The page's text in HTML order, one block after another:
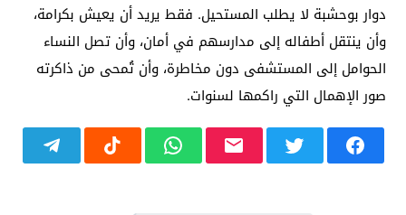
دوار بوحشبة لا يطلب المستحيل. فقط يريد أن يعيش بكرامة،
وأن ينتقل أطفاله إلى مدارسهم في أمان، وأن تصل النساء
الحوامل إلى المستشفى دون مخاطرة، وأن تُمحى من ذاكرته
صور الإهمال التي راكمها لسنوات.